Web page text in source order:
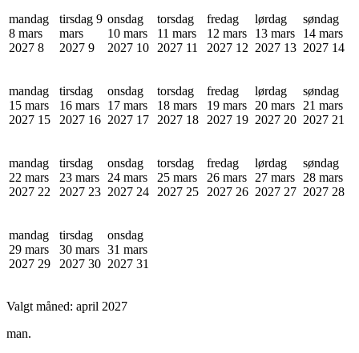
mandag
8 mars
2027 8
tirsdag 9
mars
2027 9
onsdag
10 mars
2027 10
torsdag
11 mars
2027 11
fredag
12 mars
2027 12
lørdag
13 mars
2027 13
søndag
14 mars
2027 14
mandag
15 mars
2027 15
tirsdag
16 mars
2027 16
onsdag
17 mars
2027 17
torsdag
18 mars
2027 18
fredag
19 mars
2027 19
lørdag
20 mars
2027 20
søndag
21 mars
2027 21
mandag
22 mars
2027 22
tirsdag
23 mars
2027 23
onsdag
24 mars
2027 24
torsdag
25 mars
2027 25
fredag
26 mars
2027 26
lørdag
27 mars
2027 27
søndag
28 mars
2027 28
mandag
29 mars
2027 29
tirsdag
30 mars
2027 30
onsdag
31 mars
2027 31
Valgt måned: april 2027
man.